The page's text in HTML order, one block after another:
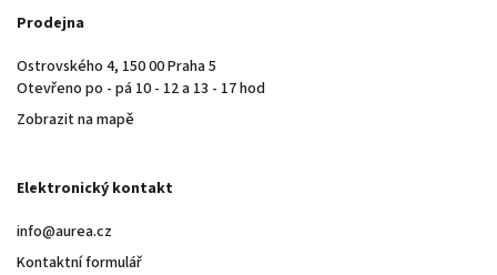
Prodejna
Ostrovského 4, 150 00 Praha 5
Otevřeno po - pá 10 - 12 a 13 - 17 hod
Zobrazit na mapě
Elektronický kontakt
info@aurea.cz
Kontaktní formulář